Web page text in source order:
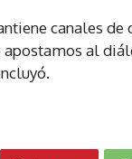
canales
al